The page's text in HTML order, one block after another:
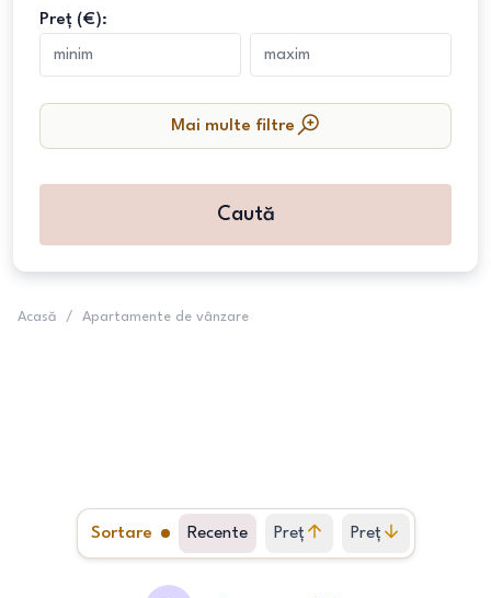
Preț (€):
Mai multe filtre
Caută
Acasă / Apartamente de vânzare
Sortare Recente Preț
crescător
Preț
descrescător